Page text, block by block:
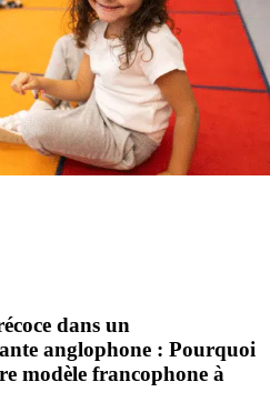
dans un
anglophone : Pourquoi
modèle francophone à